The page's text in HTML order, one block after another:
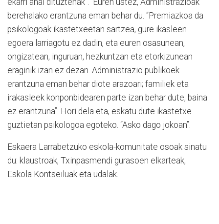
berehalako erantzuna eman behar du. “Premiazkoa da
psikologoak ikastetxeetan sartzea, gure ikasleen
egoera larriagotu ez dadin, eta euren osasunean,
ongizatean, inguruan, hezkuntzan eta etorkizunean
eraginik izan ez dezan. Administrazio publikoek
erantzuna eman behar diote arazoari; familiek eta
irakasleek konponbidearen parte izan behar dute, baina
ez erantzuna”. Hori dela eta, eskatu dute ikastetxe
guztietan psikologoa egoteko. “Asko dago jokoan”.
Eskaera Larrabetzuko eskola-komunitate osoak sinatu
du: klaustroak, Txinpasmendi gurasoen elkarteak,
Eskola Kontseiluak eta udalak.